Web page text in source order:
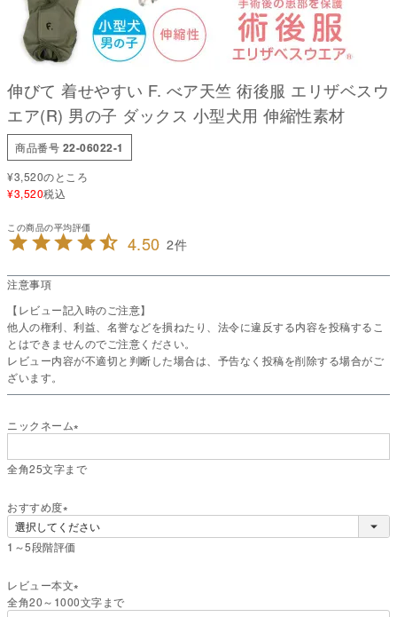
伸びて 着せやすい F. べア天竺 術後服 エリザベスウ
エア(R) 男の子 ダックス 小型犬用 伸縮性素材
商品番号 22-06022-1
¥3,520のところ
¥3,520税込
4.50 2
注意事項
【レビュー記入時のご注意】
他人の権利、利益、名誉などを損ねたり、法令に違反する内容を投稿するこ
とはできませんのでご注意ください。
レビュー内容が不適切と判断した場合は、予告なく投稿を削除する場合がご
ざいます。
ニックネーム
必
全角25文字まで
おすすめ度
(
必
)
1～5段階評価
レビュー本文
(
全角20～1000文字まで